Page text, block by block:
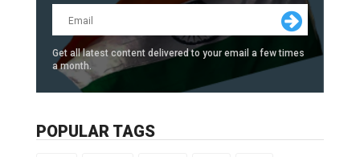
Get all latest content delivered to your email a few times
a month.
POPULAR TAGS